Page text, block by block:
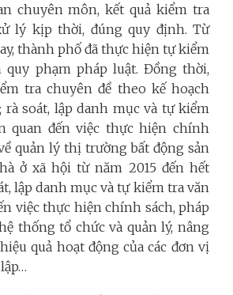
chuyên môn, kết quả kiểm tra
lý kịp thời, đúng quy định. Từ
thành phố đã thực hiện tự kiểm
quy phạm pháp luật. Đồng thời,
tra chuyên đề theo kế hoạch
rà soát, lập danh mục và tự kiểm
quan đến việc thực hiện chính
quản lý thị trường bất động sản
ở xã hội từ năm 2015 đến hết
lập danh mục và tự kiểm tra văn
việc thực hiện chính sách, pháp
thống tổ chức và quản lý, nâng
quả hoạt động của các đơn vị